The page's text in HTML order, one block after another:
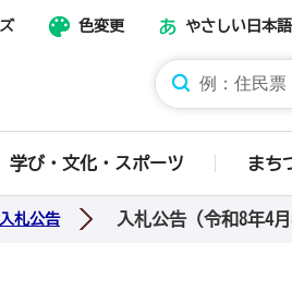
那須烏山市ホームページ
色変更 やさしい日本語
学び・文化・スポーツ まち
入札公告 入札公告（令和8年4